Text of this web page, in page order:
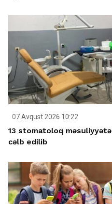
07 Avqust 2026 10:22
13 stomatoloq məsuliyyətə
cəlb edilib